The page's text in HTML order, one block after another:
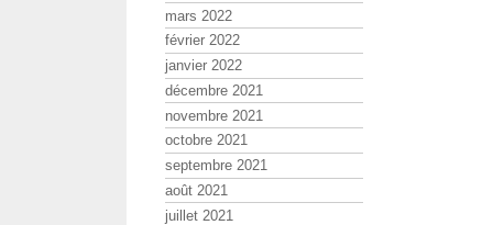
mars 2022
février 2022
janvier 2022
décembre 2021
novembre 2021
octobre 2021
septembre 2021
août 2021
juillet 2021